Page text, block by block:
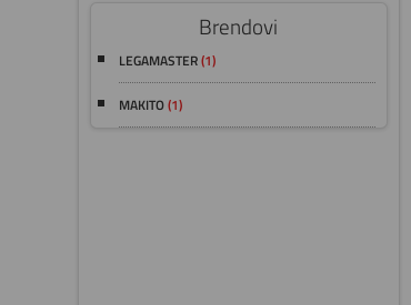
Brendovi
LEGAMASTER(1)
MAKITO(1)